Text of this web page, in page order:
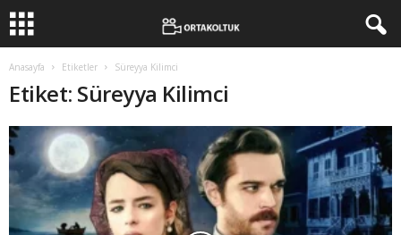
Anasayfa Etiketler Süreyya Kilimci
Etiket: Süreyya Kilimci